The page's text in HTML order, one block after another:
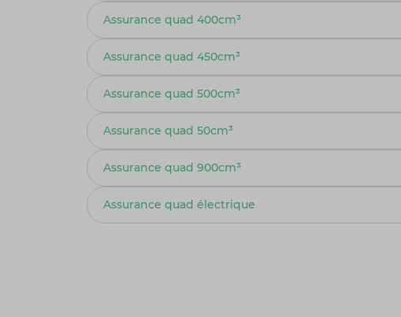
Assurance quad 400cm³
Assurance quad 450cm³
Assurance quad 500cm³
Assurance quad 50cm³
Assurance quad 900cm³
Assurance quad électrique